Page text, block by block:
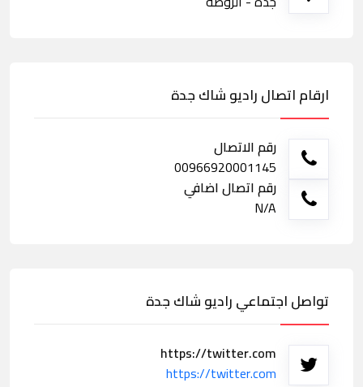
ارقام اتصال راديو شاك جدة
رقم الاتصال
00966920001145
رقم اتصال اضافي
N/A
تواصل اجتماعي راديو شاك جدة
https://twitter.com
https://twitter.com